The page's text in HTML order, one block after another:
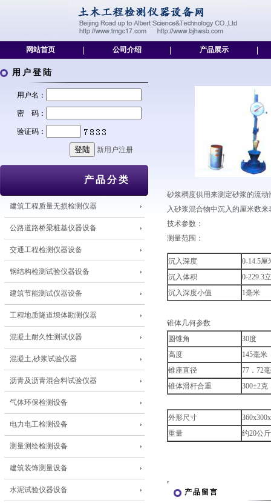
网站首页 公司介绍 产品展示
用户登陆
用户名：
密 码：
验证码：
新用户注册
产品分类
建筑工程质量无损检测仪器
公路道路桥梁桩基仪器设备
交通工程检测仪器设备
钢结构检测试验仪器设备
建筑节能测试仪器设备
工程地质隧道坝体勘测仪器
混凝土耐久性测试仪器
混凝土,砂浆试验仪器
沥青及沥青混合料试验仪器
气体环保检测设备
电力电工检测设备
测量测绘检测设备
建筑装饰测量设备
水泥试验仪器设备
砂浆稠度供用来测定砂浆的流
入砂浆混合物中沉入的厘米数来
技术参数：
测量范围：
沉入深度
0-14.5厘
沉入体积
0-229.3
沉入深度小值
1毫米
锥体几何参数
圆锥角
30度
高度
145毫米
锥座直径
77．72
锥体滑杆合重
300±2克
外形尺寸
重量
约20公斤
产品留言